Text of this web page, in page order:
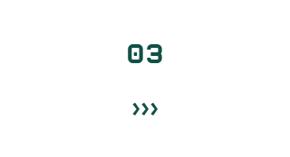
03
›››